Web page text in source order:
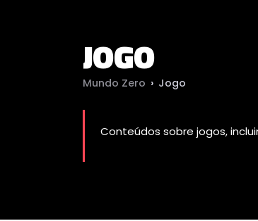
JOGO
Mundo Zero › Jogo
Conteúdos sobre jogos,